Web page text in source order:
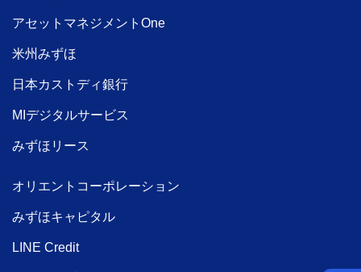
アセットマネジメントOne
米州みずほ
日本カストディ銀行
MIデジタルサービス
みずほリース
オリエントコーポレーション
みずほキャピタル
LINE Credit